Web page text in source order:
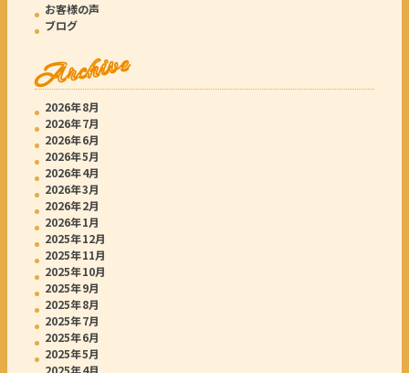
お客様の声
ブログ
Archive
2026年8月
2026年7月
2026年6月
2026年5月
2026年4月
2026年3月
2026年2月
2026年1月
2025年12月
2025年11月
2025年10月
2025年9月
2025年8月
2025年7月
2025年6月
2025年5月
2025年4月